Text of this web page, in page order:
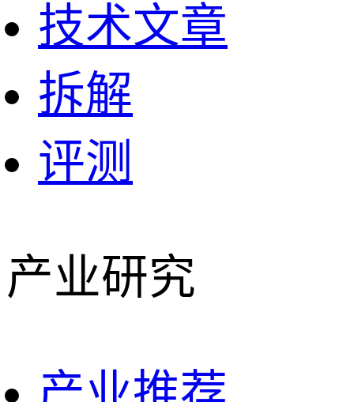
技术文章
拆解
评测
产业研究